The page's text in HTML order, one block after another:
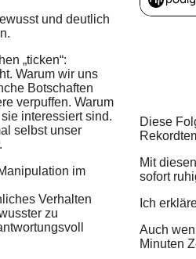
und deutlich
„ticken“:
Warum wir uns
Botschaften
verpuffen. Warum
interessiert sind.
selbst unser
im
Verhalten
zu
Diese
Mit
sofort
Ich
Auch
Minuten